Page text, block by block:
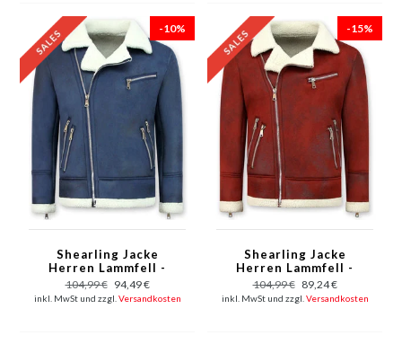
-10%
Shearling Jacke
Herren Lammfell -
Jacke Mit Kunstfell -
Blau
104,99 € 94,49 €
inkl. MwSt und zzgl. Versandkosten
-15%
Shearling Jacke
Herren Lammfell -
Lammy Coat - Rot
104,99 € 89,24 €
inkl. MwSt und zzgl. Versandkosten